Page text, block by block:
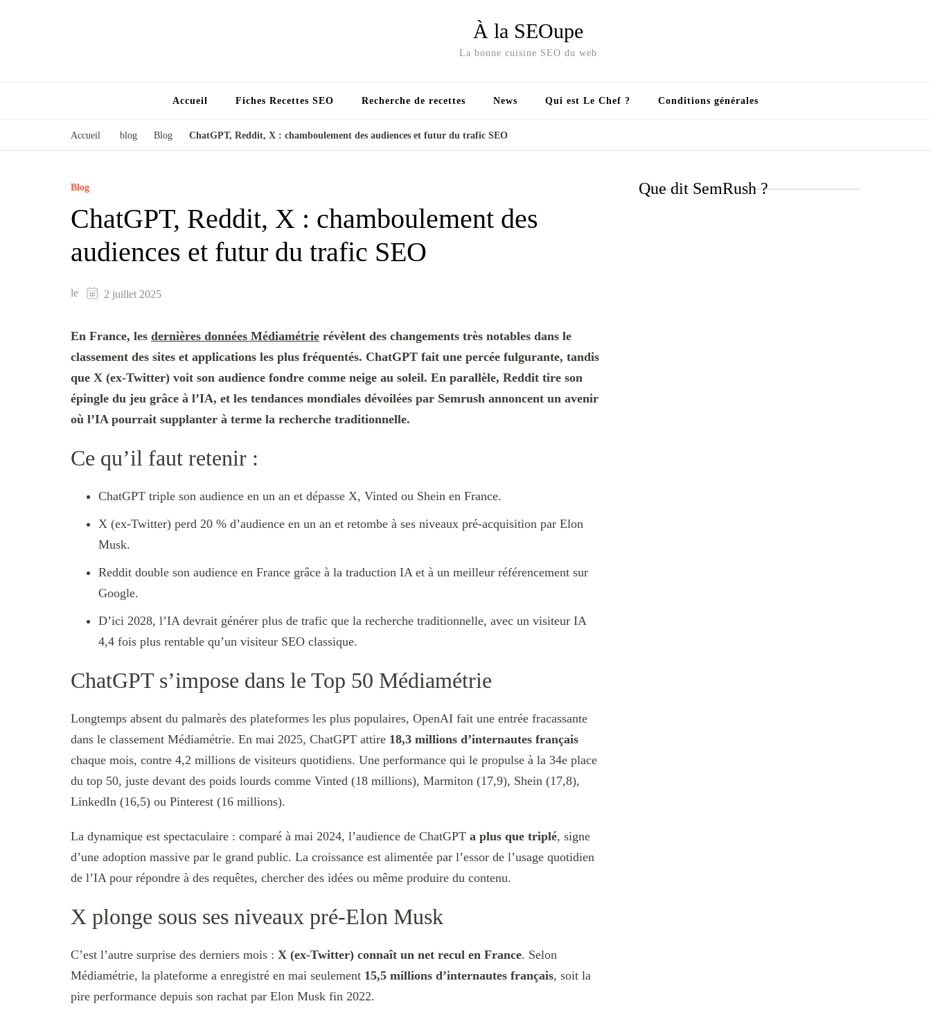
À la SEOupe
La bonne cuisine SEO du web
Accueil Fiches Recettes SEO Recherche de recettes News Qui est Le Chef ? Conditions générales
Accueil blog Blog ChatGPT, Reddit, X : chamboulement des audiences et futur du trafic SEO
Blog
ChatGPT, Reddit, X : chamboulement des
audiences et futur du trafic SEO
le 2 juillet 2025
En France, les dernières données Médiamétrie révèlent des changements très notables dans le
classement des sites et applications les plus fréquentés. ChatGPT fait une percée fulgurante, tandis
que X (ex-Twitter) voit son audience fondre comme neige au soleil. En parallèle, Reddit tire son
épingle du jeu grâce à l’IA, et les tendances mondiales dévoilées par Semrush annoncent un avenir
où l’IA pourrait supplanter à terme la recherche traditionnelle.
Ce qu’il faut retenir :
ChatGPT triple son audience en un an et dépasse X, Vinted ou Shein en France.
X (ex-Twitter) perd 20 % d’audience en un an et retombe à ses niveaux pré-acquisition par Elon
Musk.
Reddit double son audience en France grâce à la traduction IA et à un meilleur référencement sur
Google.
D’ici 2028, l’IA devrait générer plus de trafic que la recherche traditionnelle, avec un visiteur IA
4,4 fois plus rentable qu’un visiteur SEO classique.
ChatGPT s’impose dans le Top 50 Médiamétrie
Longtemps absent du palmarès des plateformes les plus populaires, OpenAI fait une entrée fracassante
dans le classement Médiamétrie. En mai 2025, ChatGPT attire 18,3 millions d’internautes français
chaque mois, contre 4,2 millions de visiteurs quotidiens. Une performance qui le propulse à la 34e place
du top 50, juste devant des poids lourds comme Vinted (18 millions), Marmiton (17,9), Shein (17,8),
LinkedIn (16,5) ou Pinterest (16 millions).
La dynamique est spectaculaire : comparé à mai 2024, l’audience de ChatGPT a plus que triplé, signe
d’une adoption massive par le grand public. La croissance est alimentée par l’essor de l’usage quotidien
de l’IA pour répondre à des requêtes, chercher des idées ou même produire du contenu.
X plonge sous ses niveaux pré-Elon Musk
C’est l’autre surprise des derniers mois : X (ex-Twitter) connaît un net recul en France. Selon
Médiamétrie, la plateforme a enregistré en mai seulement 15,5 millions d’internautes français, soit la
pire performance depuis son rachat par Elon Musk fin 2022.
Que dit SemRush ?